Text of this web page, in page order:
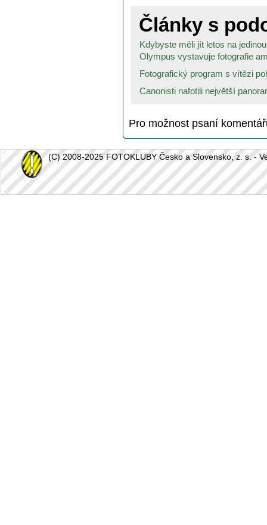
Články s
Kdybyste měli jít letos na
Olympus vystavuje fotografie
Fotografický program s vítězi
Canonisti nafotili největší
Pro možnost psaní
(C) 2008-2025 FOTOKLUBY Česko a Slovensko, z. s. -